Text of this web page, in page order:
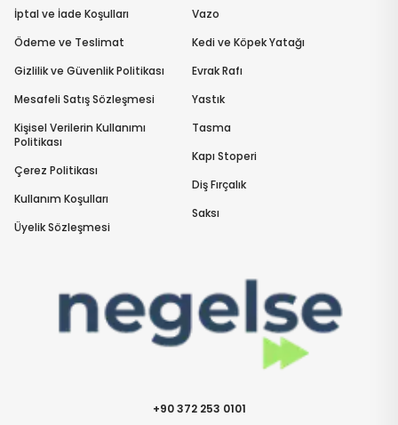
+90 372 253 0101
İptal ve İade Koşulları
Ödeme ve Teslimat
Gizlilik ve Güvenlik Politikası
Mesafeli Satış Sözleşmesi
Kişisel Verilerin Kullanımı
Politikası
Çerez Politikası
Kullanım Koşulları
Üyelik Sözleşmesi
Vazo
Kedi ve Köpek Yatağı
Evrak Rafı
Yastık
Tasma
Kapı Stoperi
Diş Fırçalık
Saksı